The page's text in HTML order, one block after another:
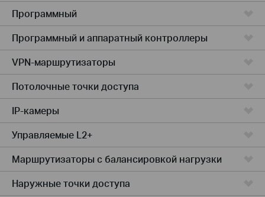
Программный
Программный и аппаратный контроллеры
VPN-маршрутизаторы
Потолочные точки доступа
IP-камеры
Управляемые L2+
Маршрутизаторы с балансировкой нагрузки
Наружные точки доступа